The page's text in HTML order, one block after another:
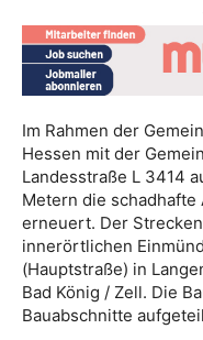
Im Rahmen der
Hessen mit der
Landesstraße L 3414
Metern die schadhafte
erneuert. Der
innerörtlichen
(Hauptstraße) in
Bad König / Zell. Die
Bauabschnitte